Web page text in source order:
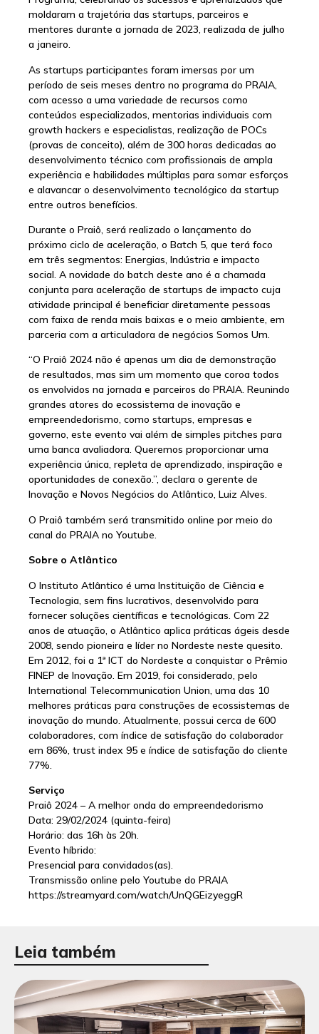
moldaram a trajetória das startups, parceiros e
mentores durante a jornada de 2023, realizada de julho
a janeiro.
As startups participantes foram imersas por um
período de seis meses dentro no programa do PRAIA,
com acesso a uma variedade de recursos como
conteúdos especializados, mentorias individuais com
growth hackers e especialistas, realização de POCs
(provas de conceito), além de 300 horas dedicadas ao
desenvolvimento técnico com profissionais de ampla
experiência e habilidades múltiplas para somar esforços
e alavancar o desenvolvimento tecnológico da startup
entre outros benefícios.
Durante o Praiô, será realizado o lançamento do
próximo ciclo de aceleração, o Batch 5, que terá foco
em três segmentos: Energias, Indústria e impacto
social. A novidade do batch deste ano é a chamada
conjunta para aceleração de startups de impacto cuja
atividade principal é beneficiar diretamente pessoas
com faixa de renda mais baixas e o meio ambiente, em
parceria com a articuladora de negócios Somos Um.
“O Praiô 2024 não é apenas um dia de demonstração
de resultados, mas sim um momento que coroa todos
os envolvidos na jornada e parceiros do PRAIA. Reunindo
grandes atores do ecossistema de inovação e
empreendedorismo, como startups, empresas e
governo, este evento vai além de simples pitches para
uma banca avaliadora. Queremos proporcionar uma
experiência única, repleta de aprendizado, inspiração e
oportunidades de conexão.”, declara o gerente de
Inovação e Novos Negócios do Atlântico, Luiz Alves.
O Praiô também será transmitido online por meio do
canal do PRAIA no Youtube.
Sobre o Atlântico
O Instituto Atlântico é uma Instituição de Ciência e
Tecnologia, sem fins lucrativos, desenvolvido para
fornecer soluções científicas e tecnológicas. Com 22
anos de atuação, o Atlântico aplica práticas ágeis desde
2008, sendo pioneira e líder no Nordeste neste quesito.
Em 2012, foi a 1ª ICT do Nordeste a conquistar o Prêmio
FINEP de Inovação. Em 2019, foi considerado, pelo
International Telecommunication Union, uma das 10
melhores práticas para construções de ecossistemas de
inovação do mundo. Atualmente, possui cerca de 600
colaboradores, com índice de satisfação do colaborador
em 86%, trust index 95 e índice de satisfação do cliente
77%.
Serviço
Praiô 2024 – A melhor onda do empreendedorismo
Data: 29/02/2024 (quinta-feira)
Horário: das 16h às 20h.
Evento híbrido:
Presencial para convidados(as).
Transmissão online pelo Youtube do PRAIA
https://streamyard.com/watch/UnQGEizyeggR
Leia também